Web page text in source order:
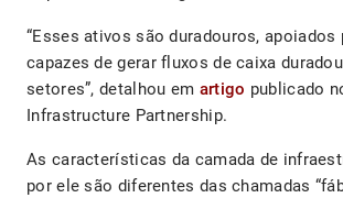
“Esses ativos são duradouros,
capazes de gerar fluxos de caixa
setores”, detalhou em artigo publicado
Infrastructure Partnership.
As características da camada de
por ele são diferentes das chamadas